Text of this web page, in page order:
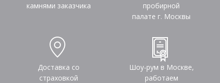
камнями заказчика
пробирной
палате г. Москвы
Доставка со
страховкой
Шоу-рум в Москве,
работаем